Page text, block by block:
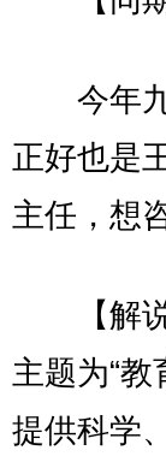
今年九
正好也是
主任，想
【解说
主题为“
提供科学